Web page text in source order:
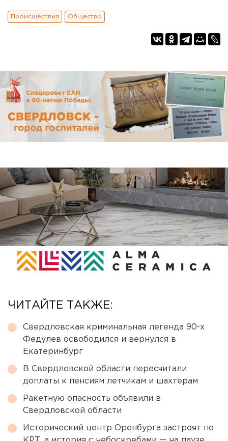
Происшествия Общество
ЧИТАЙТЕ ТАКЖЕ:
Свердловская криминальная легенда 90-х
Федулев освободился и вернулся в
Екатеринбург
В Свердловской области пересчитали
доплаты к пенсиям летчикам и шахтерам
Ракетную опасность объявили в
Свердловской области
Исторический центр Оренбурга застроят по